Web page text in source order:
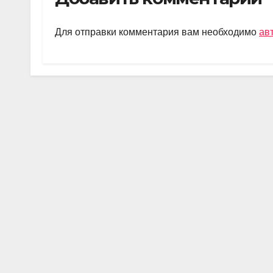
gr
a
s
A
p
o
kl
ss
а
в
ть
Для отправки комментария вам необходимо